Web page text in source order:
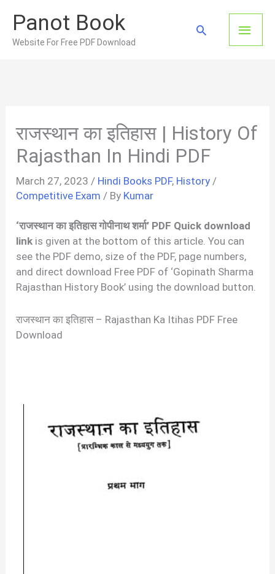
content
Panot Book
Website For Free PDF Download
Main
Search
राजस्थान का इतिहास | History Of
Rajasthan In Hindi PDF
March 27, 2023 / Hindi Books PDF, History /
Competitive Exam / By Kumar
‘राजस्थान का इतिहास गोपीनाथ शर्मा’ PDF Quick download
link is given at the bottom of this article. You can
see the PDF demo, size of the PDF, page numbers,
and direct download Free PDF of ‘Gopinath Sharma
Rajasthan History Book’ using the download button.
राजस्थान का इतिहास – Rajasthan Ka Itihas PDF Free
Download